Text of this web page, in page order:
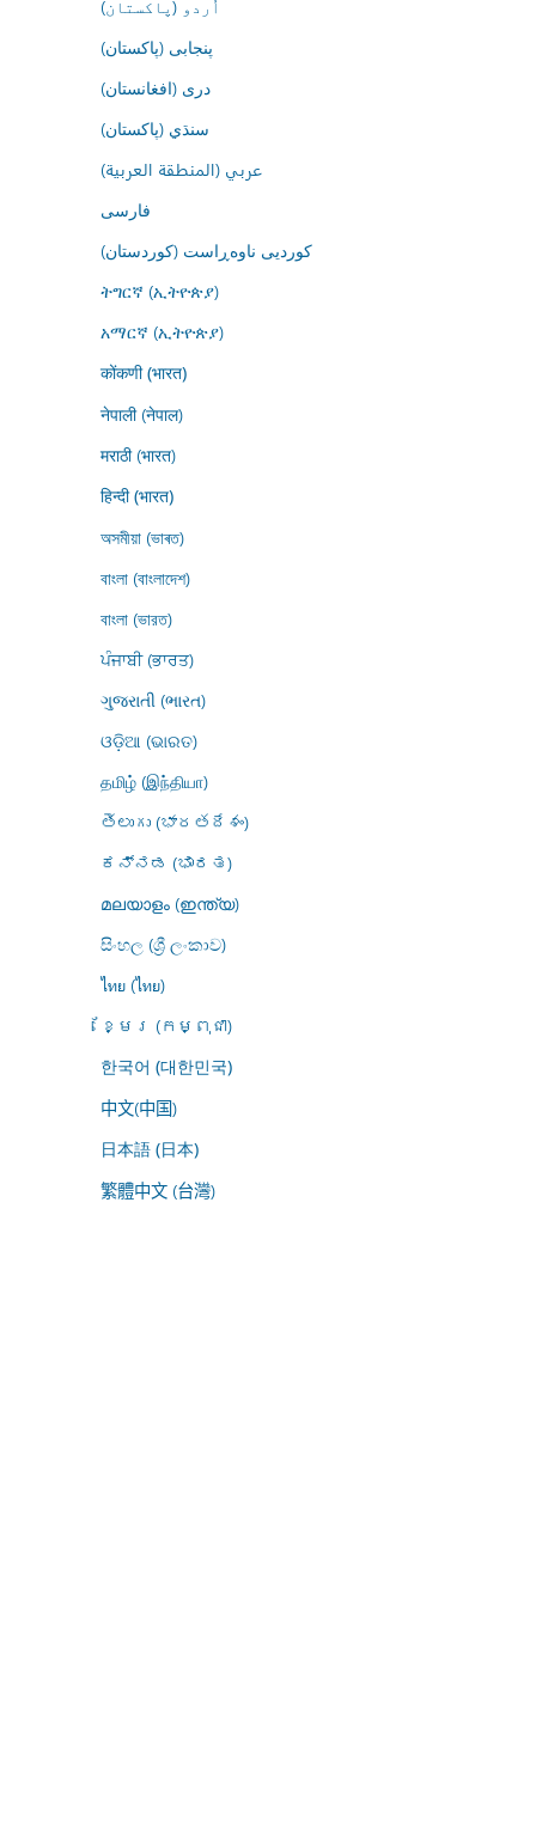
اُردو (پاکستان)
پنجابی (پاکستان)
درى (افغانستان)
سنڌي (پاکستان)
عربي (المنطقة العربية)
فارسى
کوردیی ناوەڕاست (کوردستان)
ትግርኛ (ኢትዮጵያ)
አማርኛ (ኢትዮጵያ)
कोंकणी (भारत)
नेपाली (नेपाल)
मराठी (भारत)
हिन्दी (भारत)
অসমীয়া (ভাৰত)
বাংলা (বাংলাদেশ)
বাংলা (ভারত)
ਪੰਜਾਬੀ (ਭਾਰਤ)
ગુજરાતી (ભારત)
ଓଡ଼ିଆ (ଭାରତ)
தமிழ் (இந்தியா)
తెలుగు (భారతదేశం)
ಕನ್ನಡ (ಭಾರತ)
മലയാളം (ഇന്ത്യ)
සිංහල (ශ්‍රී ලංකාව)
ไทย (ไทย)
ខ្មែរ (កម្ពុជា)
한국어 (대한민국)
中文(中国)
日本語 (日本)
繁體中文 (台灣)